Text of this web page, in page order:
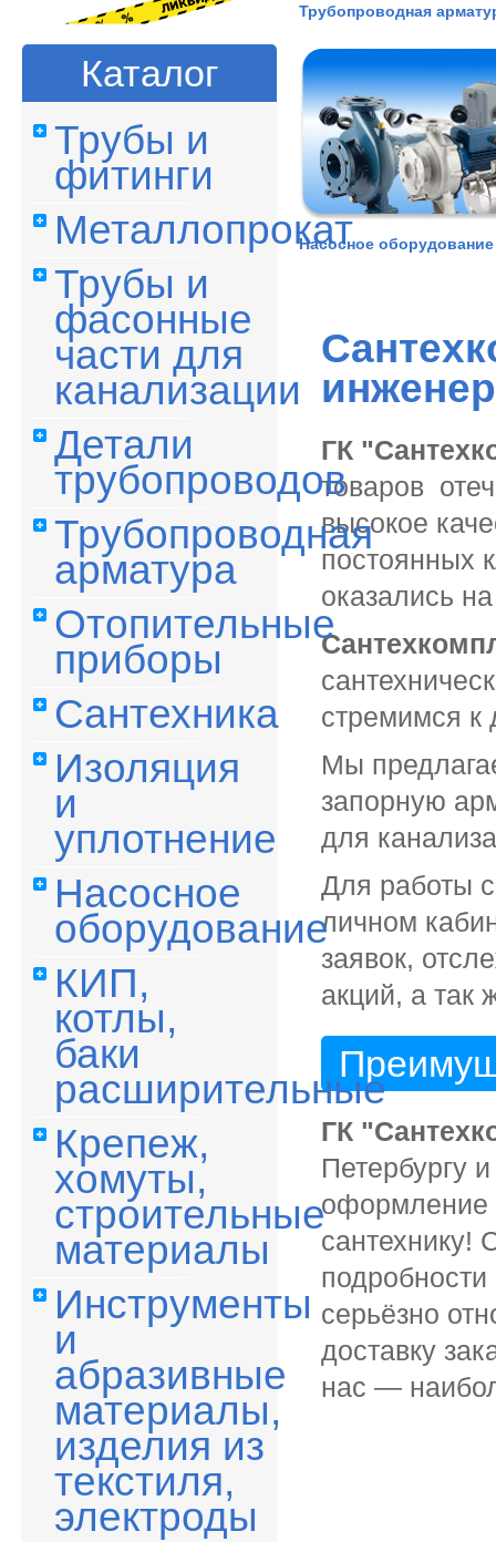
Каталог
Трубы и
фитинги
Металлопрокат
Трубы и
фасонные
части для
канализации
Детали
трубопроводов
Трубопроводная
арматура
Отопительные
приборы
Сантехника
Изоляция
и
уплотнение
Насосное
оборудование
КИП,
котлы,
баки
расширительные
Крепеж,
хомуты,
строительные
материалы
Инструменты
и
абразивные
материалы,
изделия из
текстиля,
электроды
Трубопроводная
Насосное оборудование
ГК
товаров
высокое
постоянных
оказались
стремимся к
Мы
запорную
для
Для работы
личном
заявок,
акций, а так
ГК
Петербургу
оформление
сантехнику!
серьёзно
доставку
нас —